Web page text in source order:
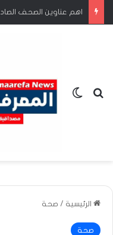
اهم عناوين الصحف الصادرة
بحث عنالوضع المظلم
الرئيسية / صحة
صحة